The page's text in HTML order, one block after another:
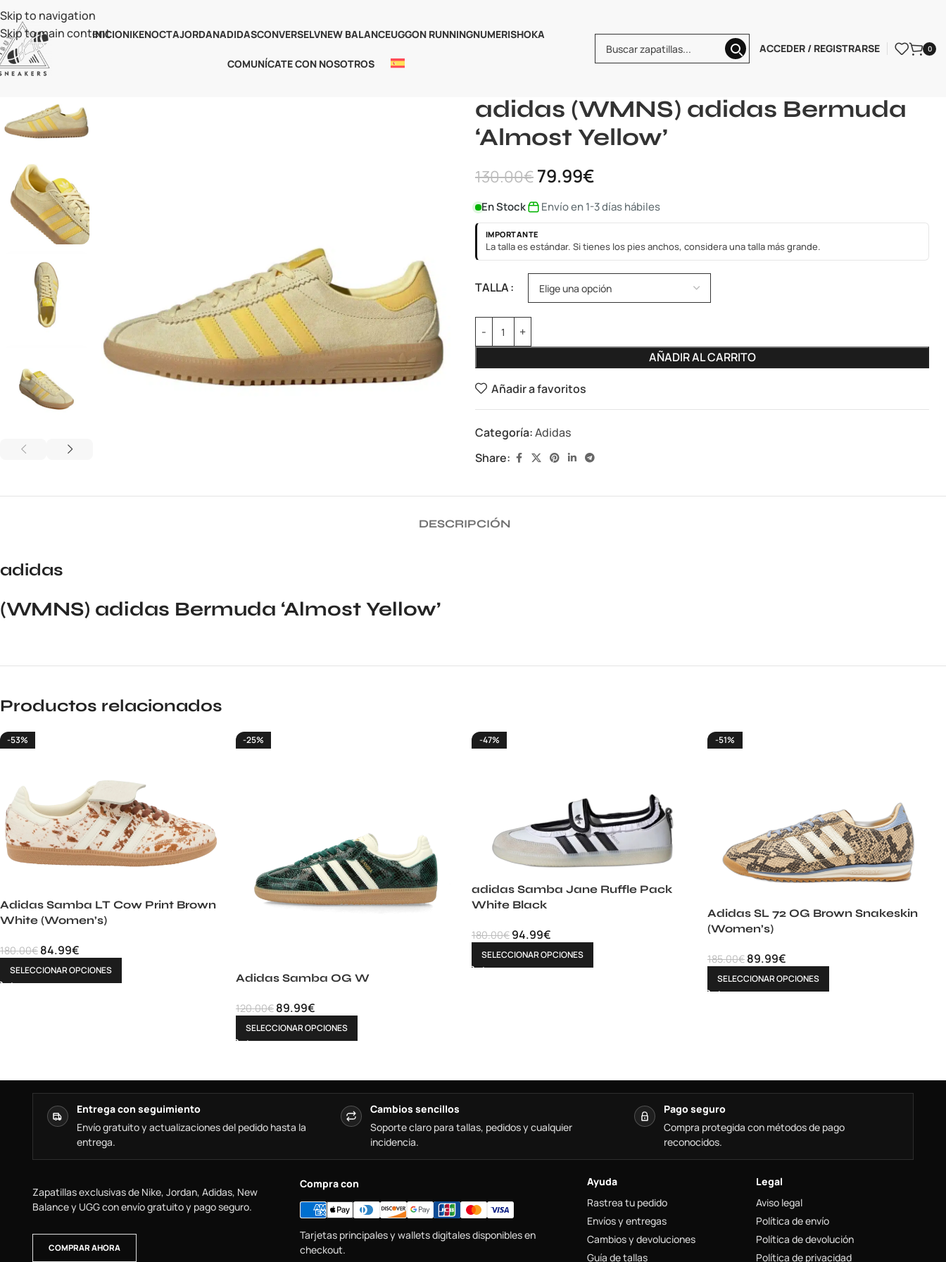
Skip to navigation
Skip to main content
INICIONIKENOCTAJORDANADIDASCONVERSELVNEW BALANCEUGGON RUNNINGNUMERISHOKA
COMUNÍCATE CON NOSOTROS
ACCEDER / REGISTRARSE 0
adidas (WMNS) adidas Bermuda
‘Almost Yellow’
130.00€79.99€
En Stock Envío en 1-3 días hábiles
IMPORTANTE
La talla es estándar. Si tienes los pies anchos, considera una talla más grande.
TALLA
AÑADIR AL CARRITO
Añadir a favoritos
Categoría:Adidas
Share:
DESCRIPCIÓN
adidas
(WMNS) adidas Bermuda ‘Almost Yellow’
Productos relacionados
-53%
Adidas Samba LT Cow Print Brown
White (Women’s)
180.00€ 84.99€
SELECCIONAR OPCIONES
-25%
Adidas Samba OG W
120.00€ 89.99€
SELECCIONAR OPCIONES
-47%
adidas Samba Jane Ruffle Pack
White Black
180.00€ 94.99€
SELECCIONAR OPCIONES
-51%
Adidas SL 72 OG Brown Snakeskin
(Women’s)
185.00€ 89.99€
SELECCIONAR OPCIONES
Entrega con seguimiento
Envío gratuito y actualizaciones del pedido hasta la
entrega.
Cambios sencillos
Soporte claro para tallas, pedidos y cualquier
incidencia.
Pago seguro
Compra protegida con métodos de pago
reconocidos.
Zapatillas exclusivas de Nike, Jordan, Adidas, New
Balance y UGG con envío gratuito y pago seguro.
COMPRAR AHORA
Compra con
Tarjetas principales y wallets digitales disponibles en
checkout.
Ayuda
Rastrea tu pedido
Envíos y entregas
Cambios y devoluciones
Guía de tallas
Legal
Aviso legal
Política de envío
Política de devolución
Política de privacidad